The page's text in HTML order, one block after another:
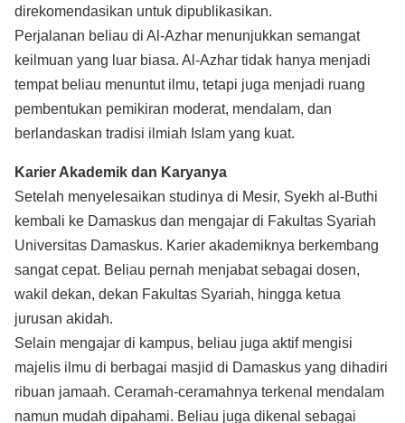
direkomendasikan untuk dipublikasikan.
Perjalanan beliau di Al-Azhar menunjukkan semangat
keilmuan yang luar biasa. Al-Azhar tidak hanya menjadi
tempat beliau menuntut ilmu, tetapi juga menjadi ruang
pembentukan pemikiran moderat, mendalam, dan
berlandaskan tradisi ilmiah Islam yang kuat.
Karier Akademik dan Karyanya
Setelah menyelesaikan studinya di Mesir, Syekh al-Buthi
kembali ke Damaskus dan mengajar di Fakultas Syariah
Universitas Damaskus. Karier akademiknya berkembang
sangat cepat. Beliau pernah menjabat sebagai dosen,
wakil dekan, dekan Fakultas Syariah, hingga ketua
jurusan akidah.
Selain mengajar di kampus, beliau juga aktif mengisi
majelis ilmu di berbagai masjid di Damaskus yang dihadiri
ribuan jamaah. Ceramah-ceramahnya terkenal mendalam
namun mudah dipahami. Beliau juga dikenal sebagai